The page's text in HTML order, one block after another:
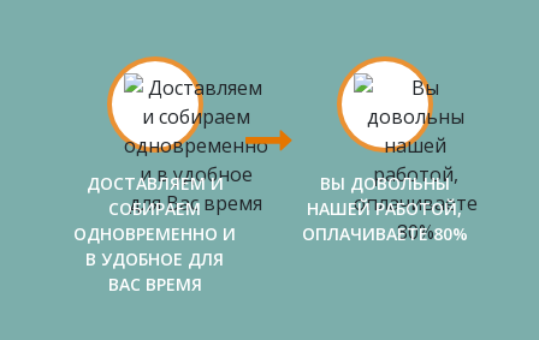
ДОСТАВЛЯЕМ И
СОБИРАЕМ
ОДНОВРЕМЕННО И
В УДОБНОЕ ДЛЯ
ВАС ВРЕМЯ
ВЫ ДОВОЛЬНЫ
НАШЕЙ РАБОТОЙ,
ОПЛАЧИВАЕТЕ 80%